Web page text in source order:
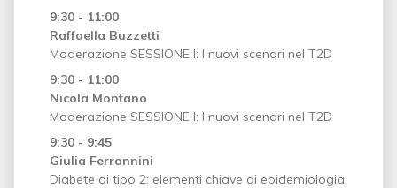
9:30 - 11:00
Raffaella Buzzetti
Moderazione SESSIONE I: I nuovi scenari nel T2D
9:30 - 11:00
Nicola Montano
Moderazione SESSIONE I: I nuovi scenari nel T2D
9:30 - 9:45
Giulia Ferrannini
Diabete di tipo 2: elementi chiave di epidemiologia